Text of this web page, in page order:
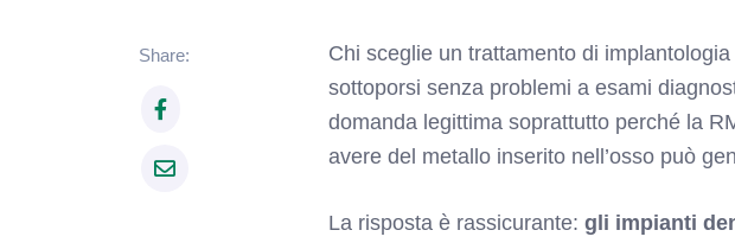
Share:
Chi sceglie un trattamento di
sottoporsi senza problemi a esami
domanda legittima soprattutto perché la
avere del metallo inserito nell’osso può
La risposta è rassicurante:gli impianti